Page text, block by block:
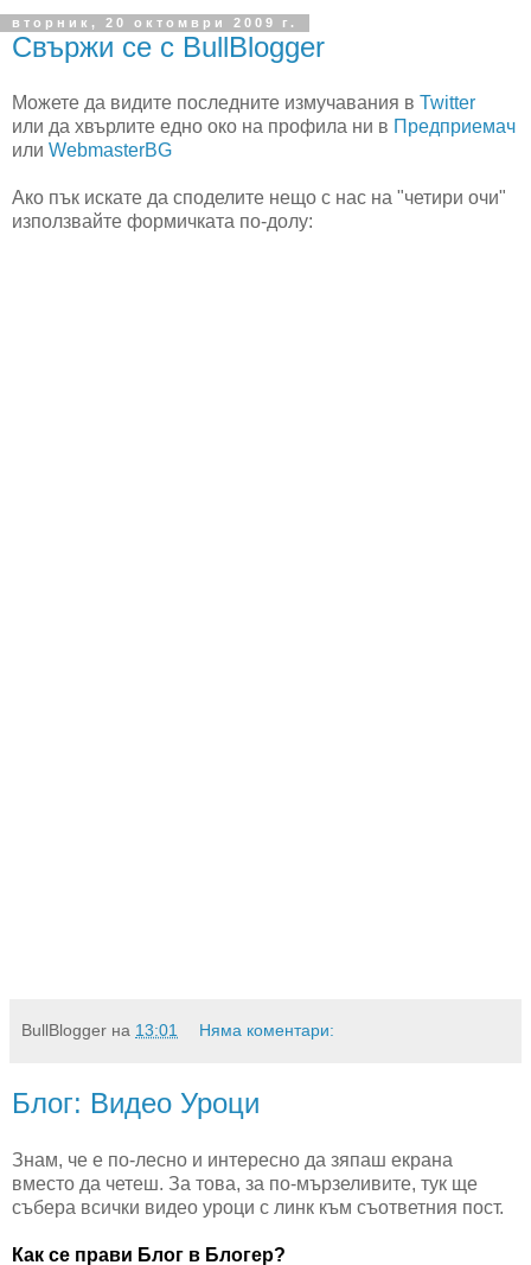
вторник, 20 октомври 2009 г.
Свържи се с BullBlogger
Можете да видите последните измучавания в Twitter
или да хвърлите едно око на профила ни в Предприемач
или WebmasterBG
Ако пък искате да споделите нещо с нас на "четири очи"
използвайте формичката по-долу:
BullBlogger на 13:01 Няма коментари:
Блог: Видео Уроци
Знам, че е по-лесно и интересно да зяпаш екрана
вместо да четеш. За това, за по-мързеливите, тук ще
събера всички видео уроци с линк към съответния пост.
Как се прави Блог в Блогер?